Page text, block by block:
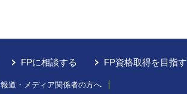
FPに相談する FP資格取得を目指す
報道・メディア関係者の方へ